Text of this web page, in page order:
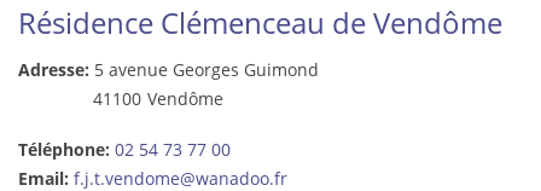
Résidence Clémenceau de Vendôme
Adresse: 5 avenue Georges Guimond
41100 Vendôme
Téléphone: 02 54 73 77 00
Email: f.j.t.vendome@wanadoo.fr